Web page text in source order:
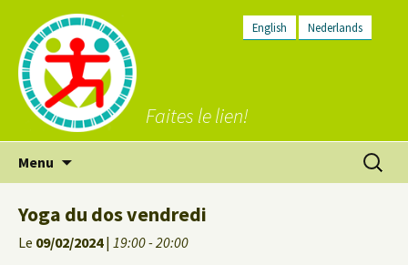
English Nederlands
Faites le lien!
Menu
Yoga du dos vendredi
Le 09/02/2024| 19:00 - 20:00